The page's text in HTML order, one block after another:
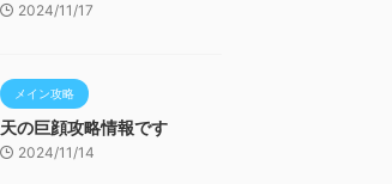
2024/11/17
メイン攻略
天の巨顔攻略情報です
2024/11/14